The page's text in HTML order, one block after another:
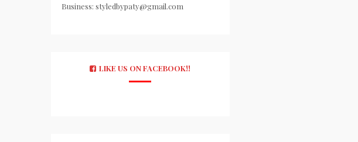
Business: styledbypaty@gmail.com
LIKE US ON FACEBOOK!!